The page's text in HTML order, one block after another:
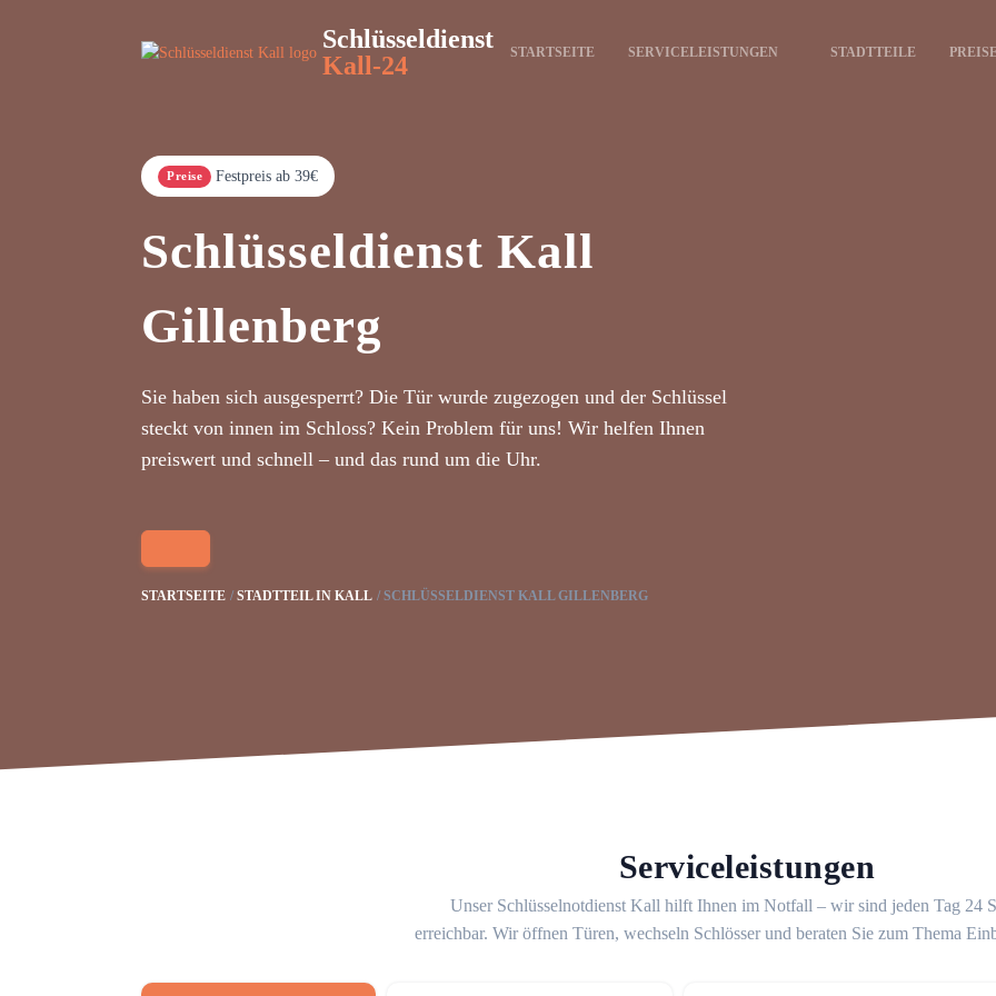
Schlüsseldienst
Kall-24
STARTSEITE SERVICELEISTUNGEN STADTTEILE
Preise Festpreis ab 39€
Schlüsseldienst Kall
Gillenberg
Sie haben sich ausgesperrt? Die Tür wurde zugezogen und der Schlüssel
steckt von innen im Schloss? Kein Problem für uns! Wir helfen Ihnen
preiswert und schnell – und das rund um die Uhr.
STARTSEITE STADTTEIL IN KALL SCHLÜSSELDIENST KALL GILLENBERG
Serviceleistungen
Unser Schlüsselnotdienst Kall hilft Ihnen im Notfall – wir sind jeden Tag 24
erreichbar. Wir öffnen Türen, wechseln Schlösser und beraten Sie zum Thema